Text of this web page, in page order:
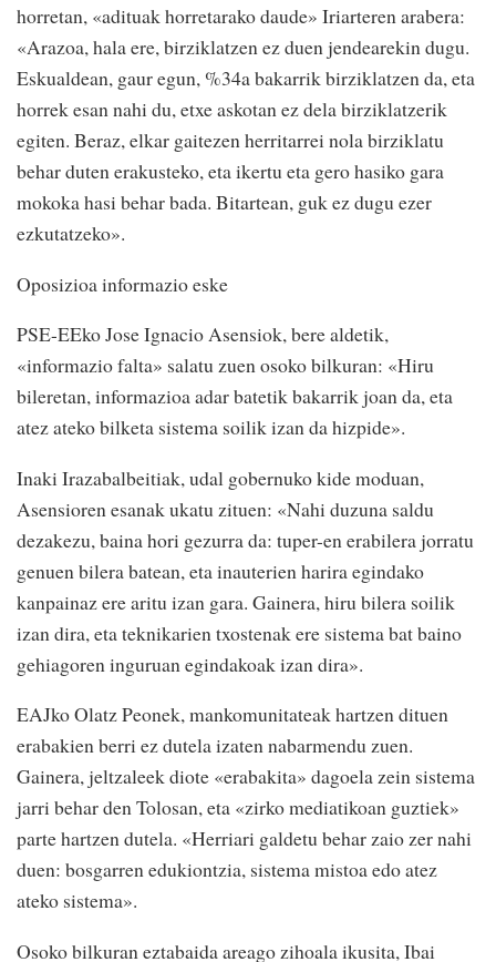
horretan, «adituak horretarako daude» Iriarteren arabera:
«Arazoa, hala ere, birziklatzen ez duen jendearekin dugu.
Eskualdean, gaur egun, %34a bakarrik birziklatzen da, eta
horrek esan nahi du, etxe askotan ez dela birziklatzerik
egiten. Beraz, elkar gaitezen herritarrei nola birziklatu
behar duten erakusteko, eta ikertu eta gero hasiko gara
mokoka hasi behar bada. Bitartean, guk ez dugu ezer
ezkutatzeko».
Oposizioa informazio eske
PSE-EEko Jose Ignacio Asensiok, bere aldetik,
«informazio falta» salatu zuen osoko bilkuran: «Hiru
bileretan, informazioa adar batetik bakarrik joan da, eta
atez ateko bilketa sistema soilik izan da hizpide».
Inaki Irazabalbeitiak, udal gobernuko kide moduan,
Asensioren esanak ukatu zituen: «Nahi duzuna saldu
dezakezu, baina hori gezurra da: tuper-en erabilera jorratu
genuen bilera batean, eta inauterien harira egindako
kanpainaz ere aritu izan gara. Gainera, hiru bilera soilik
izan dira, eta teknikarien txostenak ere sistema bat baino
gehiagoren inguruan egindakoak izan dira».
EAJko Olatz Peonek, mankomunitateak hartzen dituen
erabakien berri ez dutela izaten nabarmendu zuen.
Gainera, jeltzaleek diote «erabakita» dagoela zein sistema
jarri behar den Tolosan, eta «zirko mediatikoan guztiek»
parte hartzen dutela. «Herriari galdetu behar zaio zer nahi
duen: bosgarren edukiontzia, sistema mistoa edo atez
ateko sistema».
Osoko bilkuran eztabaida areago zihoala ikusita, Ibai